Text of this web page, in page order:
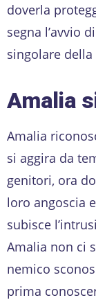
doverla
segna l’avvio
singolare
Amalia
Amalia
si aggira da
genitori, ora
loro angoscia
subisce
Amalia non ci
nemico
prima